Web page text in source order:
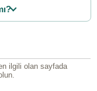
ilgili olan sayfada